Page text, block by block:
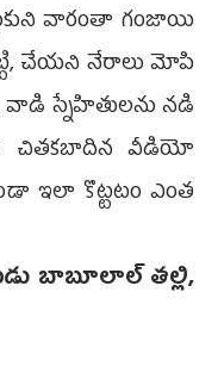
వారంతా గంజాయి
చేయని నేరాలు మోపి
స్నేహితులను నడి
చితకబాదిన వీడియో
ఇలా కొట్టటం ఎంత
బాబూలాల్‌ తల్లి,